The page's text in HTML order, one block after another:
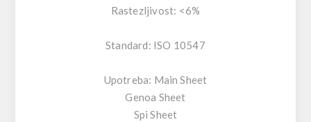
Rastezljivost: <6%
Standard: ISO 10547
Upotreba: Main Sheet
Genoa Sheet
Spi Sheet